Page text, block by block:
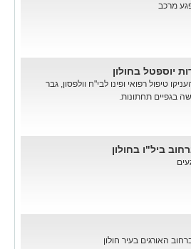
מרכב
יוספטל בחולון
טיפול רפואי ופינו לבי"ח וולפסון, גבר
ביל"ו בחולון
האורגים בעיר חולון